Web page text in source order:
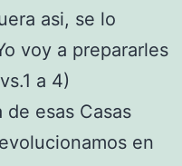
asi, se lo
voy a prepararles
a 4)
de esas Casas
en